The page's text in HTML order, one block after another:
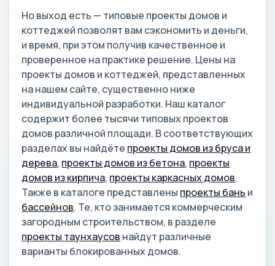
Но выход есть — типовые проекты домов и
коттеджей позволят вам сэкономить и деньги,
и время, при этом получив качественное и
проверенное на практике решение. Цены на
проекты домов и коттеджей, представленных
на нашем сайте, существенно ниже
индивидуальной разработки. Наш каталог
содержит более тысячи типовых проектов
домов различной площади. В соответствующих
разделах вы найдёте проекты домов из бруса и
дерева, проекты домов из бетона, проекты
домов из кирпича, проекты каркасных домов.
Также в каталоге представлены проекты бань и
бассейнов. Те, кто занимается коммерческим
загородным строительством, в разделе
проекты таунхаусов найдут различные
варианты блокированных домов.